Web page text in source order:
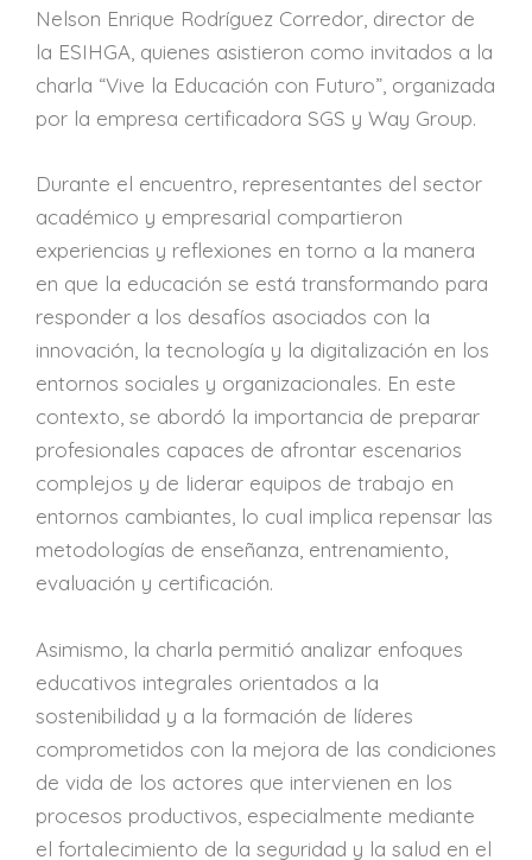
Nelson Enrique Rodríguez Corredor, director de
la ESIHGA, quienes asistieron como invitados a la
charla “Vive la Educación con Futuro”, organizada
por la empresa certificadora SGS y Way Group.
Durante el encuentro, representantes del sector
académico y empresarial compartieron
experiencias y reflexiones en torno a la manera
en que la educación se está transformando para
responder a los desafíos asociados con la
innovación, la tecnología y la digitalización en los
entornos sociales y organizacionales. En este
contexto, se abordó la importancia de preparar
profesionales capaces de afrontar escenarios
complejos y de liderar equipos de trabajo en
entornos cambiantes, lo cual implica repensar las
metodologías de enseñanza, entrenamiento,
evaluación y certificación.
Asimismo, la charla permitió analizar enfoques
educativos integrales orientados a la
sostenibilidad y a la formación de líderes
comprometidos con la mejora de las condiciones
de vida de los actores que intervienen en los
procesos productivos, especialmente mediante
el fortalecimiento de la seguridad y la salud en el